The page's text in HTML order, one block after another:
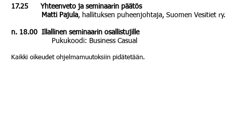
17.25 Yhteenveto ja seminaarin päätös
Matti Pajula, hallituksen puheenjohtaja, Suomen
n. 18.00 Illallinen seminaarin osallistujille
Pukukoodi: Business Casual
Kaikki oikeudet ohjelmamuutoksiin pidätetään.